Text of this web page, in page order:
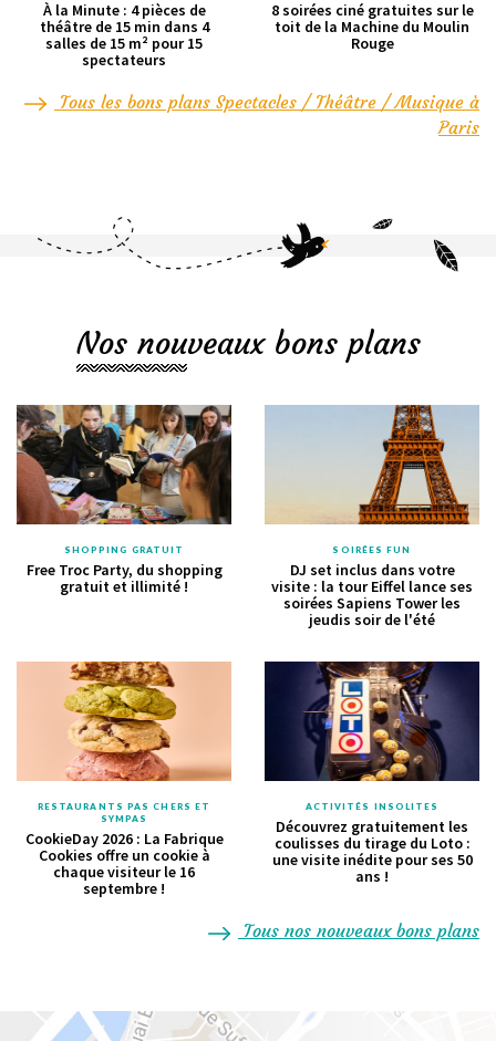
À la Minute : 4 pièces de
théâtre de 15 min dans 4
salles de 15 m² pour 15
spectateurs
8 soirées ciné gratuites sur le
toit de la Machine du Moulin
Rouge
Tous les bons plans Spectacles / Théâtre / Musique à
Paris
Nos nouveaux bons plans
SHOPPING GRATUIT
Free Troc Party, du shopping
gratuit et illimité !
SOIRÉES FUN
DJ set inclus dans votre
visite : la tour Eiffel lance ses
soirées Sapiens Tower les
jeudis soir de l'été
RESTAURANTS PAS CHERS ET
SYMPAS
CookieDay 2026 : La Fabrique
Cookies offre un cookie à
chaque visiteur le 16
septembre !
ACTIVITÉS INSOLITES
Découvrez gratuitement les
coulisses du tirage du Loto :
une visite inédite pour ses 50
ans !
Tous nos nouveaux bons plans